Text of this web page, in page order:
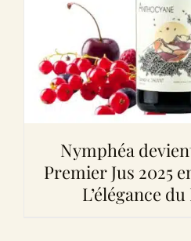
Nymphéa
Premier Jus 2025
L’élégance